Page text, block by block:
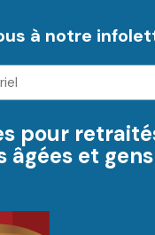
à notre
pour
âgées et